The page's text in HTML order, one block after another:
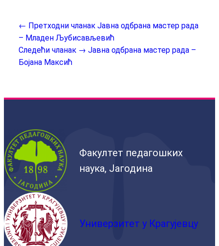
← Претходни чланак Јавна одбрана мастер рада
– Младен Љубисављевић
Следећи чланак → Јавна одбрана мастер рада –
Бојана Максић
Факултет педагошких
наука, Јагодина
Универзитет у Крагујевцу